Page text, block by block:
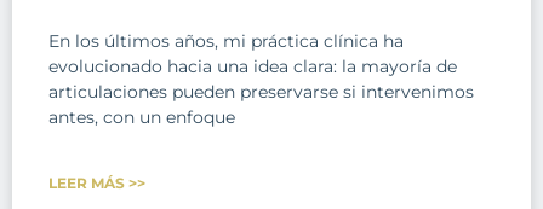
En los últimos años, mi práctica clínica ha
evolucionado hacia una idea clara: la mayoría de
articulaciones pueden preservarse si intervenimos
antes, con un enfoque
LEER MÁS >>